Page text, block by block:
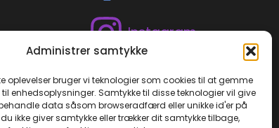
Administrer samtykke
oplevelser bruger vi teknologier som cookies til at gemme
enhedsoplysninger. Samtykke til disse teknologier vil give
data såsom browseradfærd eller unikke id'er på
ikke giver samtykke eller trækker dit samtykke tilbage,
Instagram
TikTok